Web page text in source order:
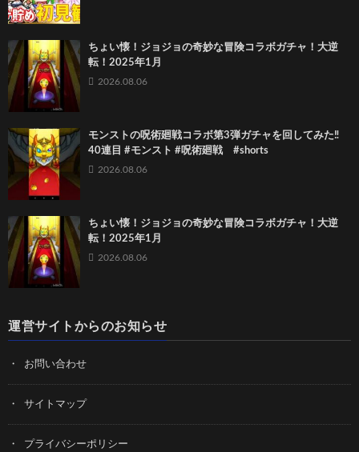
ちょい懐！ジョジョの奇妙な冒険コラボガチャ！大逆
転！2025年1月
2026.08.06
モンストの呪術廻戦コラボ第3弾ガチャを回してみた‼️
40連目 #モンスト #呪術廻戦 #shorts
2026.08.06
ちょい懐！ジョジョの奇妙な冒険コラボガチャ！大逆
転！2025年1月
2026.08.06
運営サイトからのお知らせ
お問い合わせ
サイトマップ
プライバシーポリシー